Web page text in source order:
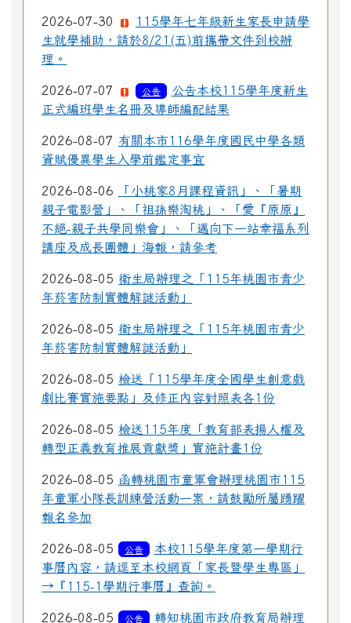
2026-07-30
115學年七年級新生家長申請學
生就學補助，請於8/21(五)前攜帶文件到校辦
理。
2026-07-07 公告
公告本校115學年度新生
正式編班學生名冊及導師編配結果
2026-08-07 有關本市116學年度國民中學各類
資賦優異學生入學前鑑定事宜
2026-08-06
「小桃家8月課程資訊」、「暑期
親子電影營」、「祖孫樂淘桃」、「愛『原原』
不絕-親子共學同樂會」、「邁向下一站幸福系列
講座及成長團體」海報，請參考
2026-08-05 衛生局辦理之「115年桃園市青少
年菸害防制實體解謎活動」
2026-08-05 衛生局辦理之「115年桃園市青少
年菸害防制實體解謎活動」
2026-08-05 檢送「115學年度全國學生創意戲
劇比賽實施要點」及修正內容對照表各1份
2026-08-05 檢送115年度「教育部表揚人權及
轉型正義教育推展貢獻獎」實施計畫1份
2026-08-05 函轉桃園市童軍會辦理桃園市115
年童軍小隊長訓練營活動一案，請鼓勵所屬踴躍
報名參加
2026-08-05 公告
本校115學年度第一學期行
事曆內容，請逕至本校網頁「家長暨學生專區」
→『115-1學期行事曆』查詢。
2026-08-05 公告
轉知桃園市政府教育局辦理